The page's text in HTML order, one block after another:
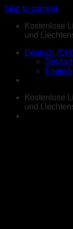
Skip to content
Kostenlose
und
Deutsch
English
Kostenlose
und